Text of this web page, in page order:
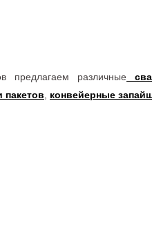
предлагаем различные
конвейерные